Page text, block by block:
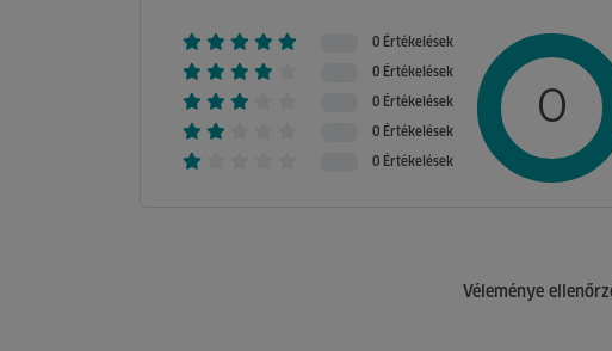
0 Értékelések
0 Értékelések
0 Értékelések
0 Értékelések
0 Értékelések
0
Véleménye